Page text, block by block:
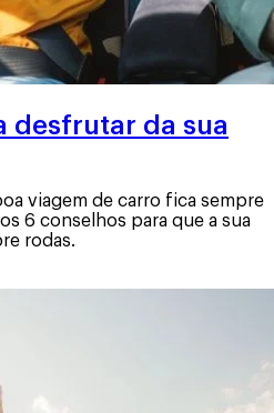
desfrutar da sua
viagem de carro fica sempre
6 conselhos para que a sua
rodas.